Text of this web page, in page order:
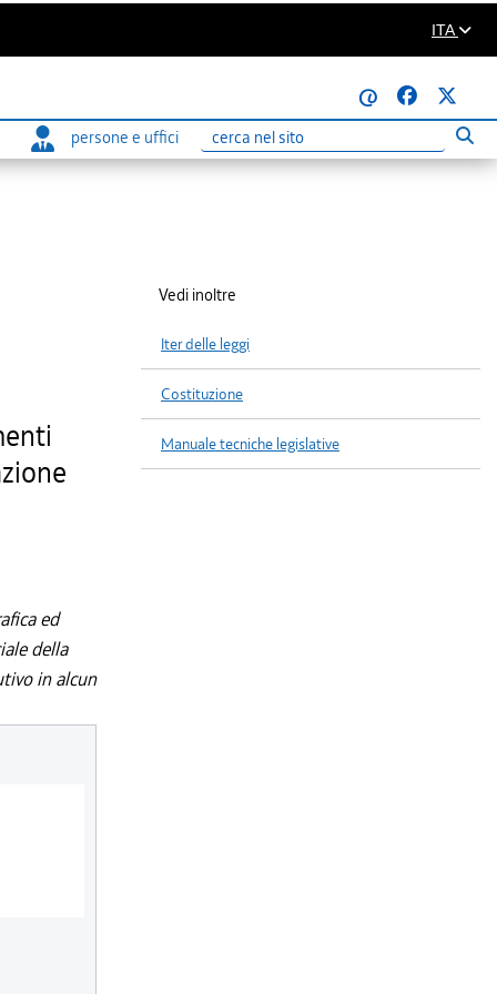
ITA
@
persone e uffici
Ricerca
ed
della
in alcun
Vedi inoltre
Iter delle leggi
Costituzione
Manuale tecniche legislative